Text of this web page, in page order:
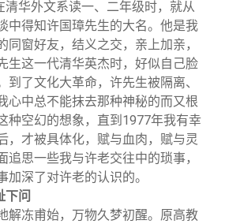
清华外文系读一、二年级时，就从
中得知许国璋先生的大名。他是我
同窗好友，结义之交，亲上加亲，
生这一代清华英杰时，好似自己脸
到了文化大革命，许先生被隔离、
心中总不能抹去那种神秘的而又根
种空幻的想象，直到1977年我有幸
，才被具体化，赋与血肉，赋与灵
追思一些我与许老交往中的琐事，
加深了对许老的认识的。
下问
解冻甫始，万物久梦初醒。原高教